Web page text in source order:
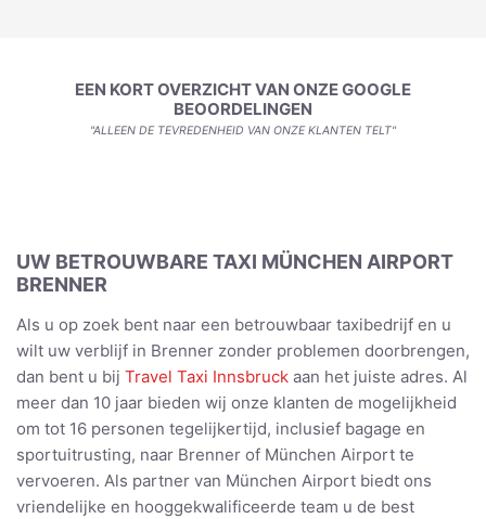
EEN KORT OVERZICHT VAN ONZE GOOGLE
BEOORDELINGEN
"ALLEEN DE TEVREDENHEID VAN ONZE KLANTEN TELT"
UW BETROUWBARE TAXI MÜNCHEN AIRPORT
BRENNER
Als u op zoek bent naar een betrouwbaar taxibedrijf en u
wilt uw verblijf in Brenner zonder problemen doorbrengen,
dan bent u bij Travel Taxi Innsbruck aan het juiste adres. Al
meer dan 10 jaar bieden wij onze klanten de mogelijkheid
om tot 16 personen tegelijkertijd, inclusief bagage en
sportuitrusting, naar Brenner of München Airport te
vervoeren. Als partner van München Airport biedt ons
vriendelijke en hooggekwalificeerde team u de best